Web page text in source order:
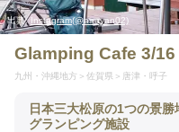
出典:Instagram(@aaayan02)
Glamping Cafe 3/16
九州・沖縄地方 佐賀県 唐津・呼子
日本三大松原の1つの景
グランピング施設